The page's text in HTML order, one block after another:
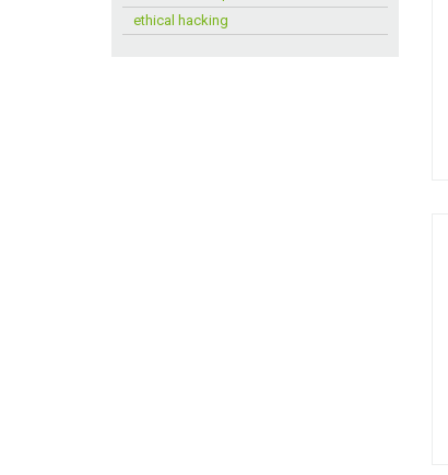
ethical hacking